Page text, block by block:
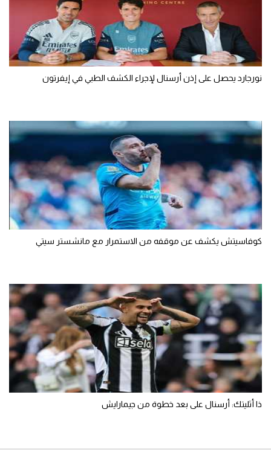
نورجارد يحصل على إذن أرسنال لإجراء الكشف الطبي في إيفرتون
كوفاسيتش يكشف عن موقفه من الاستمرار مع مانشستر سيتي
ذا أثليتك: أرسنال على بعد خطوة من جيمارايش